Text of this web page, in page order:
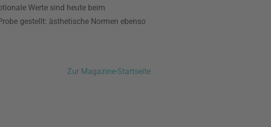
Werte sind heute beim
gestellt: ästhetische Normen ebenso
Zur Magazine-Startseite